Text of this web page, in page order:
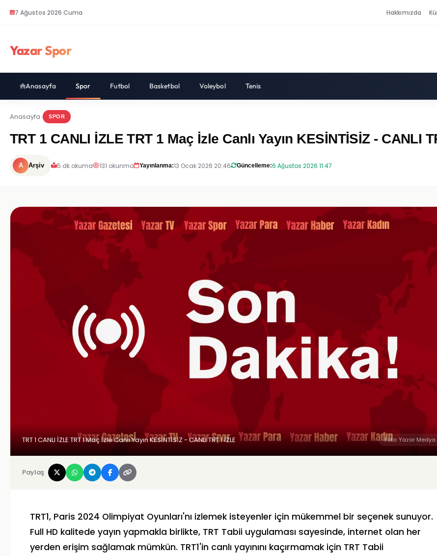
7 Ağustos 2026 Cuma Hakkımızda
Yazar Spor
Anasayfa Spor Futbol Basketbol Voleybol Tenis
Anasayfa SPOR
TRT 1 CANLI İZLE TRT 1 Maç İzle Canlı Yayın KESİNTİSİZ - CANLI
A Arşiv 5 dk okuma 131 okunma Yayınlanma:13 Ocak 2026 20:46 Güncelleme:6 Ağustos 2026 11:47
TRT 1 CANLI İZLE TRT 1 Maç İzle Canlı Yayın KESİNTİSİZ - CANLI TRT 1 İZLE Foto: Yazar Medya
Paylaş
TRT1, Paris 2024 Olimpiyat Oyunları'nı izlemek isteyenler için mükemmel bir seçenek sunuyor.
Full HD kalitede yayın yapmakla birlikte, TRT Tabii uygulaması sayesinde, internet olan her
yerden erişim sağlamak mümkün. TRT1'in canlı yayınını kaçırmamak için TRT Tabii